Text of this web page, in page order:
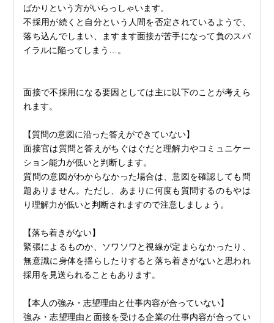
ばかりという方がいらっしゃいます。
不採用が続くと自分という人間を否定されているようで、
落ち込んでしまい、ますます面接が苦手になって負のスパ
イラルに陥ってしまう…。
面接で不採用になる要因としては主に以下のことが考えら
れます。
【質問の意図に沿った答えができていない】
面接官は質問と答えがちぐはぐだと理解力やコミュニケー
ション能力が低いと判断します。
質問の意図がわからなかった場合は、意図を確認しても問
題ありません。ただし、あまりに何度も質問するのもやは
り理解力が低いと判断されますので注意しましょう。
【落ち着きがない】
緊張によるものか、ソワソワと視線が定まらなかったり、
無意識に身体を揺らしたりすると落ち着きがないと思われ
採用を見送られることもあります。
【本人の強み・志望理由と仕事内容が合っていない】
強み・志望理由と面接を受ける企業の仕事内容が合ってい